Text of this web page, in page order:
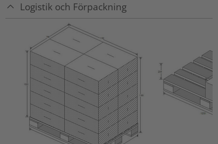
Logistik och Förpackning